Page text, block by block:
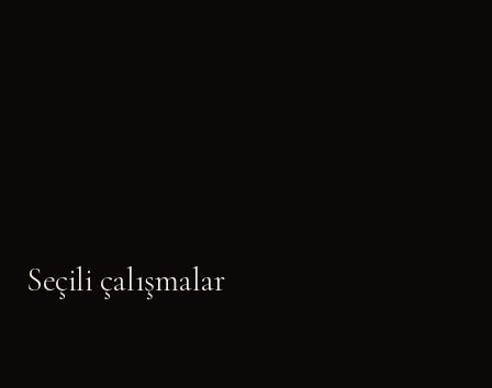
Seçili çalışmalar